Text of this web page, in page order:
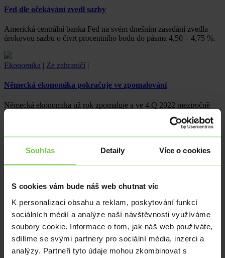
Souhlas Detaily Více o cookies
S cookies vám bude náš web chutnat víc
K personalizaci obsahu a reklam, poskytování funkcí
sociálních médií a analýze naší návštěvnosti využíváme
soubory cookie. Informace o tom, jak náš web používáte,
sdílíme se svými partnery pro sociální média, inzerci a
analýzy. Partneři tyto údaje mohou zkombinovat s
Fed dle očekávání zvedl sazby
Americká centrální banka Fed na svém dnešním zasedání zvedla
úrokovou sazbu o čtvrt procentního bodu do pásma 4,50 – 4,75 %.
Ekonomika | Ze zahraničí |
Německá ekonomika pokračuje ve zpomalování
Německá ekonomika už rok zpomaluje a ve 4.Q 2022 meziročně
vzrostla o 1,1 %. Oproti předchozímu čtvrtletí šla dolů o 0,2 %.
Ekonomika|Ze zahraničí
Americký trh práce včera výrazně pozitivně překvapil a naboural tak
očekávání ohledně sazeb Fedu. Počet nových žádostí o dávky v…
Ekonomika Ze zahraničí |
Inflace v Jižní Koreji na ústupu